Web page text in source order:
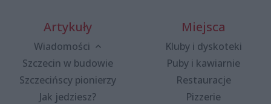
Artykuły
Wiadomości
Szczecin w budowie
Szczecińscy pionierzy
Jak jedziesz?
Miejsca
Kluby i dyskoteki
Puby i kawiarnie
Restauracje
Pizzerie